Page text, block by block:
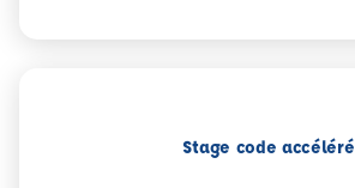
Stage code accéléré